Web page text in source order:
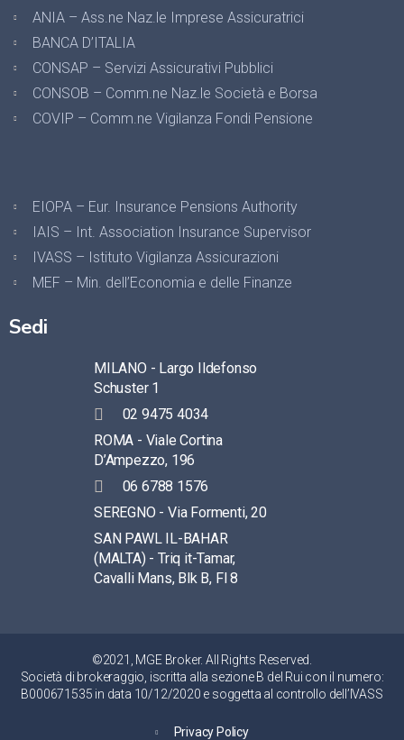
ANIA – Ass.ne Naz.le Imprese Assicuratrici
BANCA D’ITALIA
CONSAP – Servizi Assicurativi Pubblici
CONSOB – Comm.ne Naz.le Società e Borsa
COVIP – Comm.ne Vigilanza Fondi Pensione
EIOPA – Eur. Insurance Pensions Authority
IAIS – Int. Association Insurance Supervisor
IVASS – Istituto Vigilanza Assicurazioni
MEF – Min. dell’Economia e delle Finanze
Sedi
MILANO - Largo Ildefonso
Schuster 1
02 9475 4034
ROMA - Viale Cortina
D’Ampezzo, 196
06 6788 1576
SEREGNO - Via Formenti, 20
SAN PAWL IL-BAHAR
(MALTA) - Triq it-Tamar,
Cavalli Mans, Blk B, Fl 8
©2021, MGE Broker. All Rights Reserved.
Società di brokeraggio, iscritta alla sezione B del Rui con il numero:
B000671535 in data 10/12/2020 e soggetta al controllo dell’IVASS
Privacy Policy